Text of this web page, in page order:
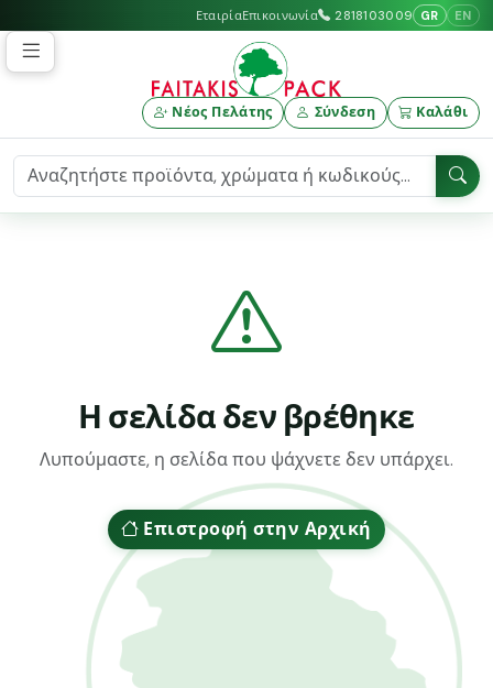
ΕταιρίαΕπικοινωνία 2818103009 GR EN
Νέος Πελάτης Σύνδεση Καλάθι
Η σελίδα δεν βρέθηκε
Λυπούμαστε, η σελίδα που ψάχνετε δεν υπάρχει.
Επιστροφή στην Αρχική